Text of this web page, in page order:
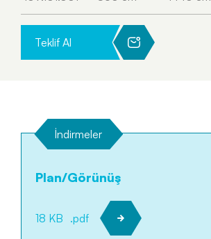
Teklif Al
İndirmeler
Plan/Görünüş
18 KB .pdf